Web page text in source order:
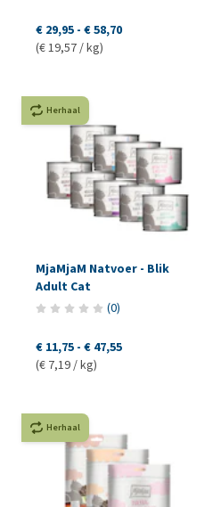
€ 29,95 - € 58,70
(€ 19,57 / kg)
Herhaal
MjaMjaM Natvoer - Blik
Adult Cat
(0)
€ 11,75 - € 47,55
(€ 7,19 / kg)
Herhaal